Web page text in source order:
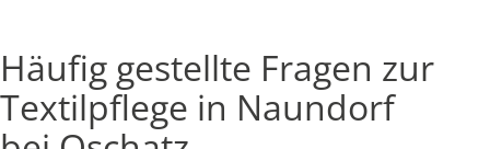
Häufig gestellte Fragen zur
Textilpflege in Naundorf